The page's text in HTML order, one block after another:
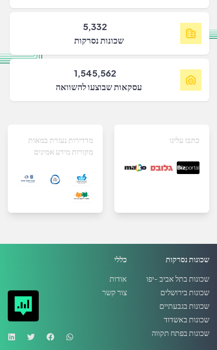
5,332
שכונות נסרקות
1,545,562
עסקאות שבוצעו להשוואה
מדדירות נעזרת במאות
מקורות מידע אמינים
כתבו עלינו
כללי
אודות
צור קשר
שכונות נסרקות
שכונות בתל אביב -יפו
שכונות בירושלים
שכונות בגבעתיים
שכונות באשדוד
שכונות בפתח תקווה